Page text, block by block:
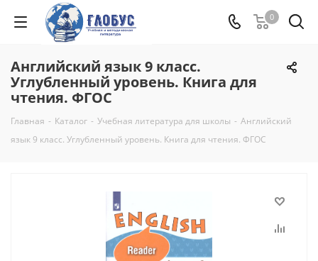
0
Английский язык 9 класс.
Углубленный уровень. Книга для
чтения. ФГОС
Главная - Каталог - Учебная литература для школы - Английский
язык 9 класс. Углубленный уровень. Книга для чтения. ФГОС